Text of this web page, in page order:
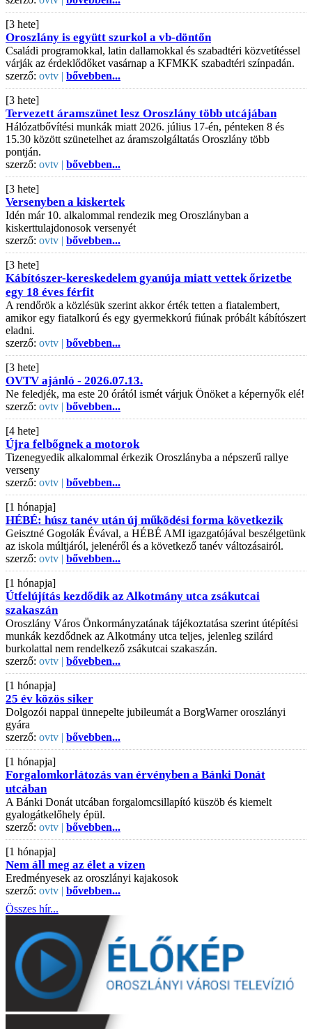
[3 hete]
Oroszlány is együtt szurkol a vb-döntőn
Családi programokkal, latin dallamokkal és szabadtéri közvetítéssel
várják az érdeklődőket vasárnap a KFMKK szabadtéri színpadán.
szerző: ovtv | bővebben...
[3 hete]
Tervezett áramszünet lesz Oroszlány több utcájában
Hálózatbővítési munkák miatt 2026. július 17-én, pénteken 8 és
15.30 között szünetelhet az áramszolgáltatás Oroszlány több
pontján.
szerző: ovtv | bővebben...
[3 hete]
Versenyben a kiskertek
Idén már 10. alkalommal rendezik meg Oroszlányban a
kiskerttulajdonosok versenyét
szerző: ovtv | bővebben...
[3 hete]
Kábítószer-kereskedelem gyanúja miatt vettek őrizetbe
egy 18 éves férfit
A rendőrök a közlésük szerint akkor érték tetten a fiatalembert,
amikor egy fiatalkorú és egy gyermekkorú fiúnak próbált kábítószert
eladni.
szerző: ovtv | bővebben...
[3 hete]
OVTV ajánló - 2026.07.13.
Ne feledjék, ma este 20 órától ismét várjuk Önöket a képernyők elé!
szerző: ovtv | bővebben...
[4 hete]
Újra felbőgnek a motorok
Tizenegyedik alkalommal érkezik Oroszlányba a népszerű rallye
verseny
szerző: ovtv | bővebben...
[1 hónapja]
HÉBÉ: húsz tanév után új működési forma következik
Geisztné Gogolák Évával, a HÉBÉ AMI igazgatójával beszélgetünk
az iskola múltjáról, jelenéről és a következő tanév változásairól.
szerző: ovtv | bővebben...
[1 hónapja]
Útfelújítás kezdődik az Alkotmány utca zsákutcai
szakaszán
Oroszlány Város Önkormányzatának tájékoztatása szerint útépítési
munkák kezdődnek az Alkotmány utca teljes, jelenleg szilárd
burkolattal nem rendelkező zsákutcai szakaszán.
szerző: ovtv | bővebben...
[1 hónapja]
25 év közös siker
Dolgozói nappal ünnepelte jubileumát a BorgWarner oroszlányi
gyára
szerző: ovtv | bővebben...
[1 hónapja]
Forgalomkorlátozás van érvényben a Bánki Donát
utcában
A Bánki Donát utcában forgalomcsillapító küszöb és kiemelt
gyalogátkelőhely épül.
szerző: ovtv | bővebben...
[1 hónapja]
Nem áll meg az élet a vízen
Eredményesek az oroszlányi kajakosok
szerző: ovtv | bővebben...
Összes hír...